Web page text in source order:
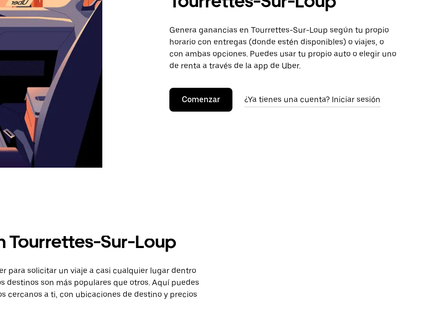
Genera ganancias en Tourrettes-Sur-Loup según tu propio
horario con entregas (donde estén disponibles) o viajes, o
con ambas opciones. Puedes usar tu propio auto o elegir uno
de renta a través de la app de Uber.
Comenzar ¿Ya tienes una cuenta? Iniciar sesión
Tourrettes-Sur-Loup
para solicitar un viaje a casi cualquier lugar dentro
destinos son más populares que otros. Aquí puedes
cercanos a ti, con ubicaciones de destino y precios